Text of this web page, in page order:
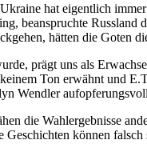
hat eigentlich
beanspruchte
hätten die Goten
prägt uns als
Ton erwähnt und
Wendler
die Wahlergebnisse
können